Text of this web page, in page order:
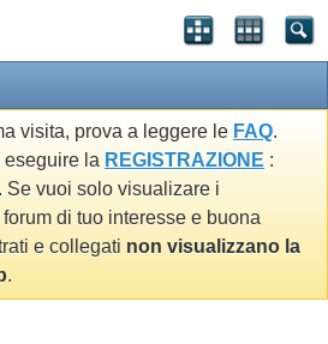
visita, prova a leggere le FAQ.
eseguire la REGISTRAZIONE :
Se vuoi solo visualizare i
di tuo interesse e buona
e collegati non visualizzano la
.